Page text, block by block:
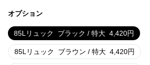
オプション
85Lリュック ブラック / 特大 4,420円
85Lリュック ブラウン / 特大 4,420円